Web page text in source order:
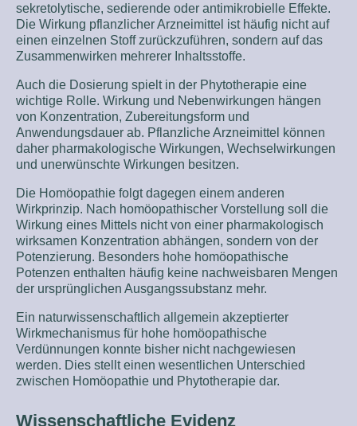
sekretolytische, sedierende oder antimikrobielle Effekte.
Die Wirkung pflanzlicher Arzneimittel ist häufig nicht auf
einen einzelnen Stoff zurückzuführen, sondern auf das
Zusammenwirken mehrerer Inhaltsstoffe.
Auch die Dosierung spielt in der Phytotherapie eine
wichtige Rolle. Wirkung und Nebenwirkungen hängen
von Konzentration, Zubereitungsform und
Anwendungsdauer ab. Pflanzliche Arzneimittel können
daher pharmakologische Wirkungen, Wechselwirkungen
und unerwünschte Wirkungen besitzen.
Die Homöopathie folgt dagegen einem anderen
Wirkprinzip. Nach homöopathischer Vorstellung soll die
Wirkung eines Mittels nicht von einer pharmakologisch
wirksamen Konzentration abhängen, sondern von der
Potenzierung. Besonders hohe homöopathische
Potenzen enthalten häufig keine nachweisbaren Mengen
der ursprünglichen Ausgangssubstanz mehr.
Ein naturwissenschaftlich allgemein akzeptierter
Wirkmechanismus für hohe homöopathische
Verdünnungen konnte bisher nicht nachgewiesen
werden. Dies stellt einen wesentlichen Unterschied
zwischen Homöopathie und Phytotherapie dar.
Wissenschaftliche Evidenz